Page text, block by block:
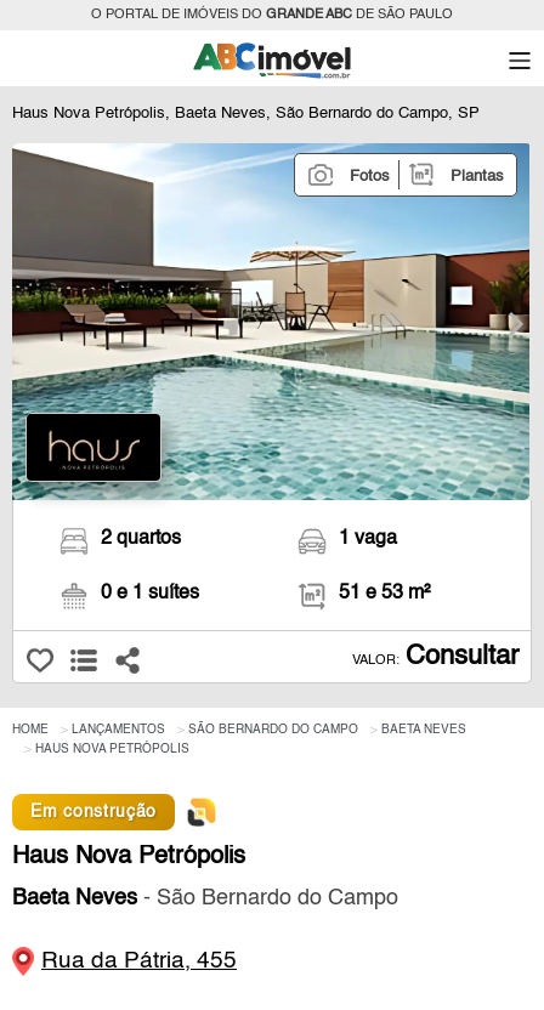
O PORTAL DE IMÓVEIS DO GRANDE ABC DE SÃO PAULO
Haus Nova Petrópolis, Baeta Neves, São Bernardo do Campo, SP
Fotos Plantas
2 quartos
0 e 1 suítes
1 vaga
51 e 53 m²
VALOR: Consultar
HOME LANÇAMENTOS SÃO BERNARDO DO CAMPO
BAETA NEVES
HAUS NOVA PETRÓPOLIS
Em construção
Haus Nova Petrópolis
Baeta Neves - São Bernardo do Campo
Rua da Pátria, 455